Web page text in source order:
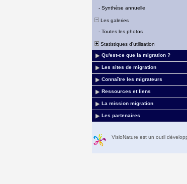
- Synthèse annuelle
Les galeries
- Toutes les photos
Statistiques d'utilisation
Qu'est-ce que la migration ?
Les sites de migration
Connaître les migrateurs
Ressources et liens
La mission migration
Les partenaires
VisioNature est un outil